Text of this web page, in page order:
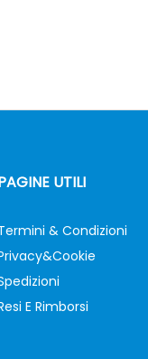
UTILI
& Condizioni
E Rimborsi